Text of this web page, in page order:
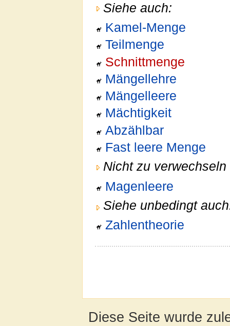
Siehe auch:
Kamel-Menge
Teilmenge
Schnittmenge
Mängellehre
Mängelleere
Mächtigkeit
Abzählbar
Fast leere Menge
Nicht zu verwechseln
Magenleere
Siehe unbedingt
Zahlentheorie
Diese Seite wurde